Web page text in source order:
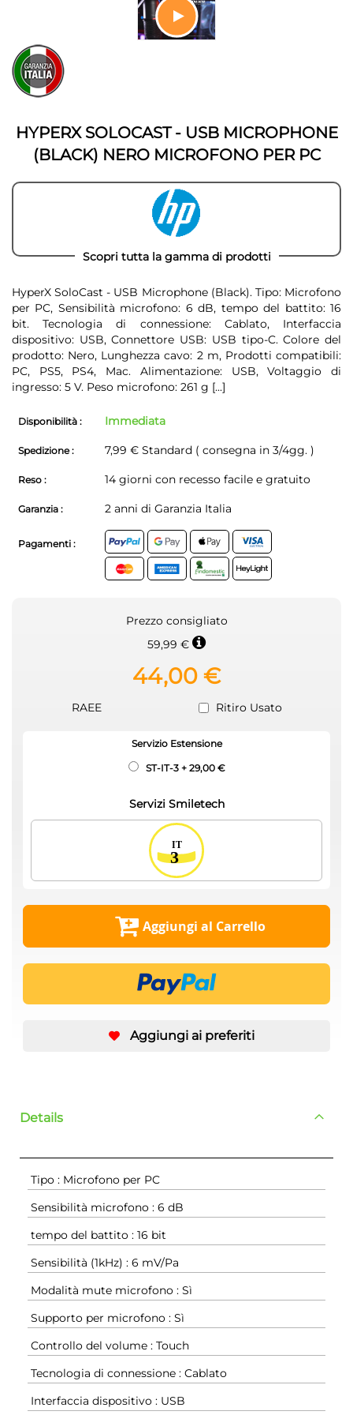
immagini
Vai
all'inizio
della
galleria
immagini
HYPERX SOLOCAST - USB MICROPHONE
(BLACK) NERO MICROFONO PER PC
Scopri tutta la gamma di prodotti
HyperX SoloCast - USB Microphone (Black). Tipo: Microfono
per PC, Sensibilità microfono: 6 dB, tempo del battito: 16
bit. Tecnologia di connessione: Cablato, Interfaccia
dispositivo: USB, Connettore USB: USB tipo-C. Colore del
prodotto: Nero, Lunghezza cavo: 2 m, Prodotti compatibili:
PC, PS5, PS4, Mac. Alimentazione: USB, Voltaggio di
ingresso: 5 V. Peso microfono: 261 g [...]
Disponibilità : Immediata
Spedizione : 7,99 € Standard ( consegna in 3/4gg. )
Reso : 14 giorni con recesso facile e gratuito
Garanzia : 2 anni di Garanzia Italia
Pagamenti :
Prezzo consigliato
59,99 €
44,00 €
RAEE Ritiro Usato
Servizio Estensione
ST-IT-3 + 29,00 €
Servizi Smiletech
Aggiungi al Carrello
Aggiungi ai preferiti
Details
Tipo : Microfono per PC
Sensibilità microfono : 6 dB
tempo del battito : 16 bit
Sensibilità (1kHz) : 6 mV/Pa
Modalità mute microfono : Sì
Supporto per microfono : Sì
Controllo del volume : Touch
Tecnologia di connessione : Cablato
Interfaccia dispositivo : USB